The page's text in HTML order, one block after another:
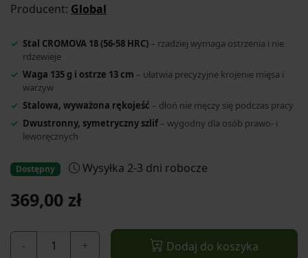
Producent: Global
Stal CROMOVA 18 (56-58 HRC) – rzadziej wymaga ostrzenia i nie
rdzewieje
Waga 135 g i ostrze 13 cm – ułatwia precyzyjne krojenie mięsa i
warzyw
Stalowa, wyważona rękojeść – dłoń nie męczy się podczas pracy
Dwustronny, symetryczny szlif – wygodny dla osób prawo- i
leworęcznych
Dostępny Wysyłka 2-3 dni robocze
369,00 zł
- + Dodaj do koszyka